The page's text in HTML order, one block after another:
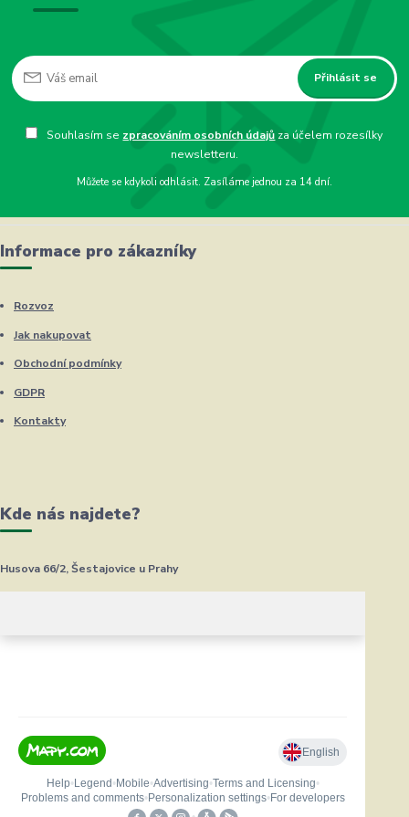
Přihlásit se
Souhlasím se zpracováním osobních údajů za účelem rozesílky
newsletteru.
Můžete se kdykoli odhlásit. Zasíláme jednou za 14 dní.
Informace pro zákazníky
Rozvoz
Jak nakupovat
Obchodní podmínky
GDPR
Kontakty
Kde nás najdete?
Husova 66/2, Šestajovice u Prahy